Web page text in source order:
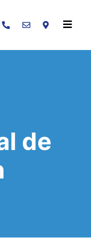
Buscar
de